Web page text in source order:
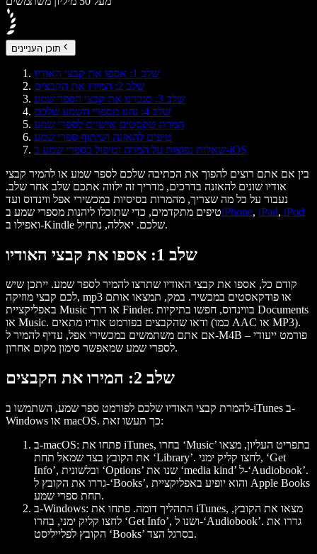
תוכן העניינים
שלב 1: אספו את קבצי האודיו
שלב 2: המירו את הקבצים
שלב 3: סנכרנו את קבצי הספר שמע
שלב 4: נהנו מספרי השמע שלכם
המרת טקסטים אישיים לספרי שמע
טיפים להאזנה ושיתוף ספרי שמע
שאלות נפוצות על המרה וטיפול בספרי שמע ב-iOS
בין אם אתם רוצים להפוך את הכתיבה שלכם לספר שמע או להמיר קבצי
אודיו שונים להאזנה בדרכים, מדריך זה ילווה אתכם שלב אחר שלב.
נעבור על כל מה שצריך, מהמרות בסיסיות במכשירי אפל ווינדוס ועד
טיפים מתקדמים, כדי שתוכלו ליהנות מספרי שמע בiPhone, iPad, iPod
ואפילו ב-Kindle שלכם. יאללה, נתחיל.
שלב 1: אספו את קבצי האודיו
קודם כל, אספו את קבצי האודיו שתרצו להמיר לספר שמע. ייתכן שיש
לכם קבצי מוזיקה, mp3 או פודקאסטים במכשיר. במק, תמצאו אותם
באפליקציית Music או דרך Finder. בווינדוס, חפשו בתיקיות Documents
או Music. ודאו שהקבצים בפורמט אודיו מתאים (כמו AAC או MP3).
אם אתם משתמשים במכשירי אפל, עדיף להמיר ל-M4B – פורמט ייעודי
לספרי שמע שמאפשר סימון מקום אחרון.
שלב 2: המירו את הקבצים
להמרת קבצי האודיו שלכם לפורמט ספר שמע, השתמשו ב-iTunes ב-
Windows או macOS. כך תעשו זאת:
ב-macOS: פתחו את iTunes, בחרו ‘Music’ בתפריט העליון, מצאו
את הקובץ בצד שמאל תחת ‘Library’. לחצו קליק ימני, ‘Get
Info’, ובלשונית ‘Options’ שנו את ‘media kind’ ל-‘Audiobook’.
גררו את הקובץ ל-‘Books’, והוא יופיע באפליקציית Apple Books
תחת ספרי שמע.
ב-Windows: התהליך דומה. פתחו את iTunes, מצאו את הקובץ,
לחצו קליק ימני, בחרו ‘Get Info’, ושנו ל-‘Audiobook’. גררו את
הקובץ לפלייליסט ‘Books’ בסרגל הצד.